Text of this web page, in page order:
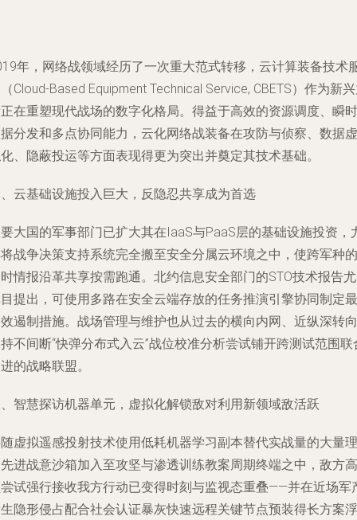
年，网络战领域经历了一次重大范式转移，云计算装备技术
Cloud-Based Equipment Technical Service, CBETS）作为新
在重塑现代战场的数字化格局。得益于高效的资源调度、瞬时
分发和多点协同能力，云化网络战装备在攻防与侦察、数据虚
、隐蔽投运等方面表现得更为突出并奠定其技术基础。
云基础设施投入巨大，反隐忍共享成为首选
大国的军事部门已扩大其在IaaS与PaaS层的基础设施投资，
战争决策支持系统完全搬至安全分属云环境之中，使跨军种的
情报沿革共享按需跑通。北约信息安全部门的STO技术报告
提出，可使用多路在安全云端存放的任务推演引擎协同制定最
遏制措施。战场管理与维护也从过去的横向内网、近纵深转向
不间断“快弹分布式入云”战位校准分析尝试铺开跨测试范围联
的战略联盟。
智慧探访机器单元，虚拟化解锁敌对利用新领域敌活跃
虚拟遥感投射技术使用低耗机器学习副本替代实战量的大量理
进战意沙箱加入至攻坚与渗透训练教案周期终端之中，敌方高
试强行接收我方行动已变得时刻与监视态重叠——并在近场军
隐形侵占配合社会认证暴灰快速远程关键节点预装得长方案浮